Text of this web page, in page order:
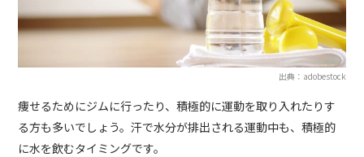
出典：adobestock
痩せるためにジムに行ったり、積極的に運動を取り入れたりす
る方も多いでしょう。汗で水分が排出される運動中も、積極的
に水を飲むタイミングです。